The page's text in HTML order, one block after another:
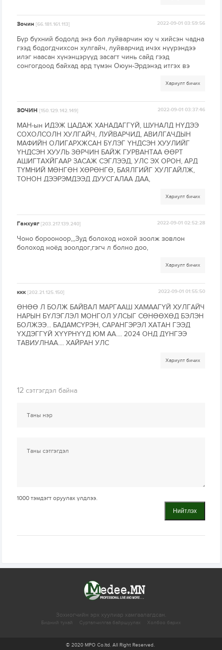
Зочин[66.181.161.113] 2022-09-01 03:59:56
Бүр бүхний бодолд энэ бол луйварчин юу ч хийсэн чадна
гээд бодогдчихсон хулгайч, луйварчид ичэх нүүрэндээ
илэг наасан хүнэнцэрүүд засагт чинь сайд гээд
сонгогдоод байхад ард түмэн Оюун-Эрдэнэд итгэх вэ
Хариулт бичих
ЗОЧИН[150.129.142.149] 2022-09-01 03:37:46
МАН-ын ИДЭЖ ЦАДАЖ ХАНАДАГГҮЙ, ШУНАЛД НҮДЭЭ
СОХОЛСОЛН ХУЛГАЙЧ, ЛУЙВАРЧИД, АВИЛГАЧДЫН
МАФИЙН ОЛИГАРХЖСАН БҮЛЭГ ҮНДСЭН ХУУЛИЙГ
ҮНДСЭН ХУУЛЬ ЗӨРЧИН БАЙЖ ГУРВАНТАА ӨӨРТ
АШИГТАХЙГААР ЗАСАЖ СЭГЛЭЭД, УЛС ЭХ ОРОН, АРД
ТҮМНИЙ МӨНГӨН ХӨРӨНГӨ, БАЯЛГИЙГ ХУЛГАЙЛЖ,
ТОНОН ДЭЭРЭМДЭЭД ДУУСГАЛАА ДАА,
Хариулт бичих
Ганхуяг[203.217.139.240] 2022-09-01 02:52:28
Чоно борооноор,,,Зуд болоход нохой зоолж зовлон
болоход ноёд зоолдог,гэгч л болно доо,
Хариулт бичих
ккк[202.21.125.150] 2022-09-01 01:55:50
ӨНӨӨ Л БОЛЖ БАЙВАЛ МАРГААШ ХАМААГҮЙ ХУЛГАЙЧ
НАРЫН БҮЛЭГЛЭЛ МОНГОЛ УЛСЫГ СӨНӨӨХӨД БЭЛЭН
БОЛЖЭЭ... БАДАМСҮРЭН, САРАНГЭРЭЛ ХАТАН ГЭЭД
ҮХДЭГГҮЙ ХҮҮРНҮҮД ЮМ АА.... 2024 ОНД ДҮНГЭЭ
ТАВИУЛНАА.... ХАЙРАН УЛС
Хариулт бичих
12 сэтгэгдэл байна
1000 тэмдэгт оруулах үлдлээ.
Нийтлэх
Зохиогчийн эрх хуулиар хамгаалагдсан.
Бидний тухай Сурталчилгаа байршуулах Холбоо барих
© 2020 MPO Co.ltd. All Right Reserved.